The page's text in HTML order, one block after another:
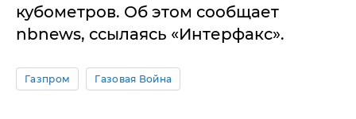
кубометров. Об этом сообщает
nbnews, ссылаясь «Интерфакс».
Газпром Газовая Война